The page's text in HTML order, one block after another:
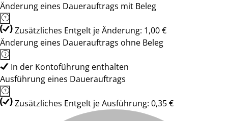
Änderung eines Dauerauftrags mit Beleg
Zusätzliches Entgelt je Änderung: 1,00 €
Änderung eines Dauerauftrags ohne Beleg
In der Kontoführung enthalten
Ausführung eines Dauerauftrags
Zusätzliches Entgelt je Ausführung: 0,35 €